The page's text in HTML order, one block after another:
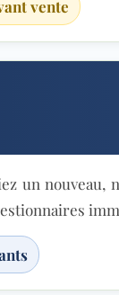
vente
un